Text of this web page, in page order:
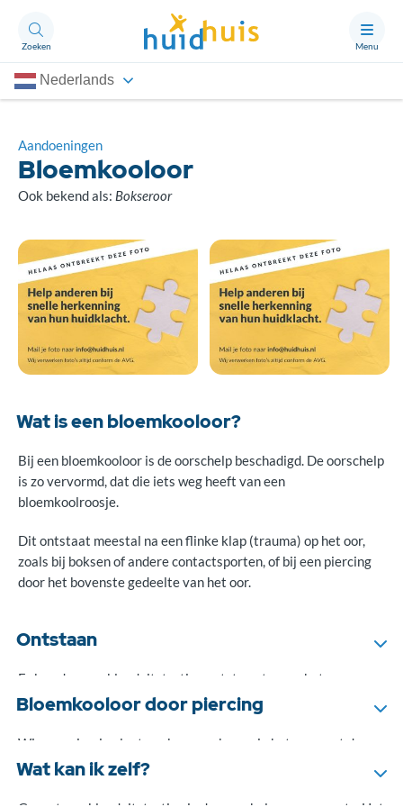
Zoeken Menu
Nederlands
Thema’s
Artikelen
Over Huidhuis
Contact
Doneren
Aandoeningen
Bloemkooloor
Ook bekend als: Bokseroor
Wat is een bloemkooloor?
Bij een bloemkooloor is de oorschelp beschadigd. De oorschelp
is zo vervormd, dat die iets weg heeft van een
bloemkoolroosje.
Dit ontstaat meestal na een flinke klap (trauma) op het oor,
zoals bij boksen of andere contactsporten, of bij een piercing
door het bovenste gedeelte van het oor.
Ontstaan
Er kan dan een bloeduitstorting ontstaan tussen het
oorkraakbeen en het vlies dat daaroverheen ligt, het
perichondrium. Het perichondrium voorziet het kraakbeen van
voedingstoffen en zuurstof.
Door de bloeduitstorting kan er een ruimte ontstaan tussen
het perichondrium en het kraakbeen. Hierdoor wordt de
Bloemkooloor door piercing
Wie een piercing laat aanbrengen boven in het oor, gaat door
kraakbeen heen. Ook daarbij kan een bloeduitstorting
Wat kan ik zelf?